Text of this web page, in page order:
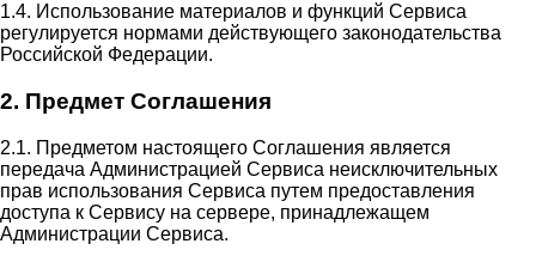
1.4. Использование материалов и функций Сервиса
регулируется нормами действующего законодательства
Российской Федерации.
2. Предмет Соглашения
2.1. Предметом настоящего Соглашения является
передача Администрацией Сервиса неисключительных
прав использования Сервиса путем предоставления
доступа к Сервису на сервере, принадлежащем
Администрации Сервиса.